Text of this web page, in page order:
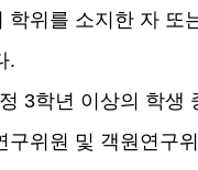
학위를 소지한 자
.
정3학년 이상의 학생
구위원 및 객원연구